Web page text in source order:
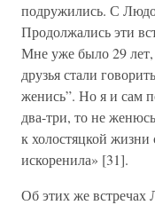
подружились. С
Продолжались эти
Мне уже было 29
друзья стали
женись”. Но я и сам
два-три, то не
к холостяцкой
искоренила» [31].
Об этих же